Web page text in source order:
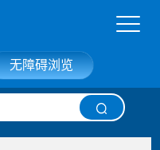
走进益阳
无障碍浏览